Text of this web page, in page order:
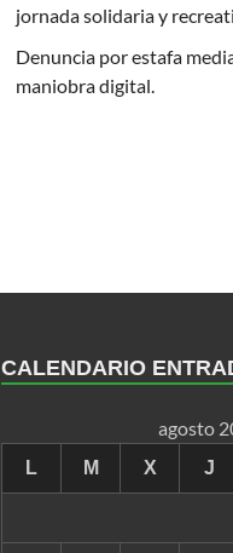
jornada solidaria y
Denuncia por estafa
maniobra digital.
CALENDARIO
agosto
L M X J